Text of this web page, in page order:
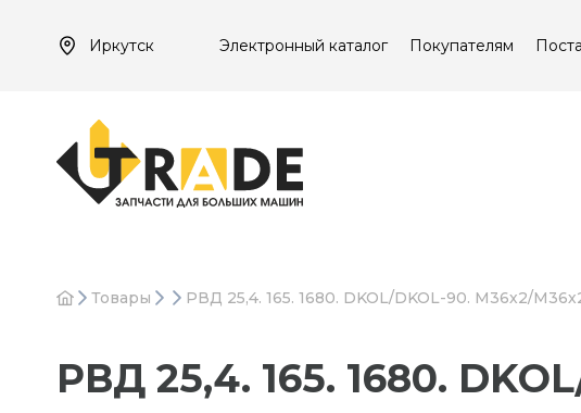
Иркутск Электронный каталог Покупателям
Товары РВД 25,4. 165. 1680. DKOL/DKOL-90. М36х2/
РВД 25,4. 165. 1680.